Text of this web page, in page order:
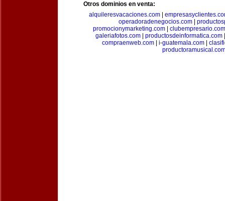
Otros dominios en venta:
alquileresvacaciones.com|
operadoradenegocios.com|
promocionymarketing.com| clubempresario.com
galeriafotos.com
productosdeinformatica.com
compraenweb.com| i-guatemala.com|